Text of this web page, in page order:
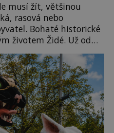
musí žít, většinou
rasová nebo
Bohaté historické
životem Židé. Už od
chvíli nuceni v
patří i římské
Pokud jde o vztah
chlubit. […]